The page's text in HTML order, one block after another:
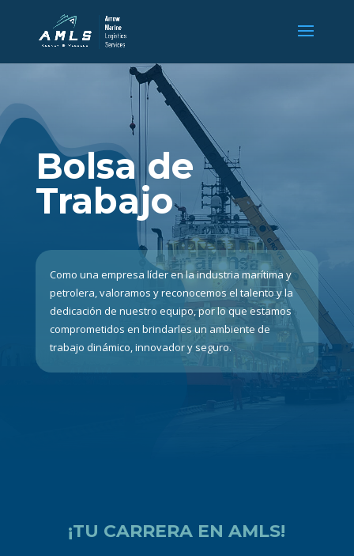
Bolsa de
Trabajo
Como una empresa líder en la industria marítima y
petrolera, valoramos y reconocemos el talento y la
dedicación de nuestro equipo, por lo que estamos
comprometidos en brindarles un ambiente de
trabajo dinámico, innovador y seguro.
¡TU CARRERA EN AMLS!